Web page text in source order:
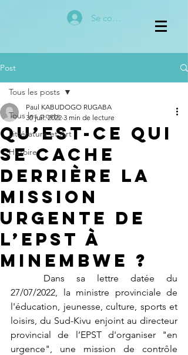
Se connecter
Post
Tous les posts
Littérature et Art
Histoire
Tous les posts
Qu’est-ce qui
se cache
derrière la
Mission
urgente de
l’EPST à
Minembwe ?
Paul KABUDOGO RUGABA
30 juil. 2022 3 min de lecture
27/07/2022, la ministre provinciale de
l'éducation, jeunesse, culture, sports et
loisirs, du Sud-Kivu enjoint au directeur
provincial de l’EPST d'organiser "en
urgence", une mission de contrôle